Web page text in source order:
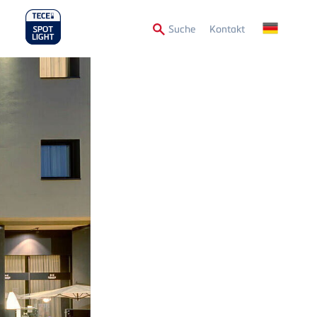
SucheSecondary
Kontakt